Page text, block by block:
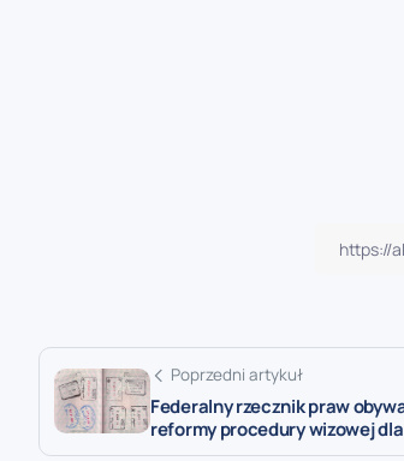
Poprzedni artykuł
Federalny rzecznik praw
reformy procedury wizowej